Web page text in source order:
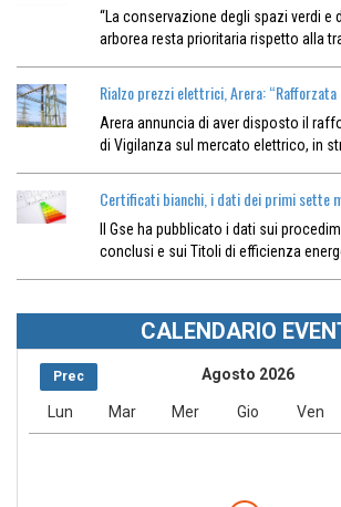
“La conservazione degli spazi verdi e
arborea resta prioritaria rispetto alla
Rialzo prezzi elettrici, Arera: “Rafforzata
Arera annuncia di aver disposto il
di Vigilanza sul mercato elettrico, in
Certificati bianchi, i dati dei primi sette
Il Gse ha pubblicato i dati sui
conclusi e sui Titoli di efficienza
CALENDARIO
Prec Agosto 2026
Lun Mar Mer Gio Ven